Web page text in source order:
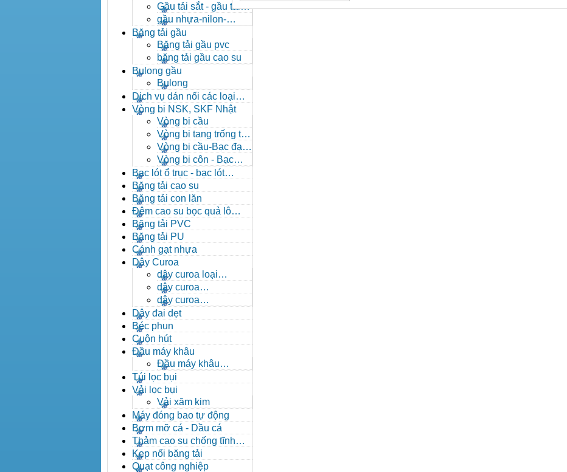
Gầu tải sắt - gầu tải
inox
gầu nhựa-nilon-
HDPE
Băng tải gầu
Băng tải gầu pvc
băng tải gầu cao su
Bulong gầu
Bulong
Dịch vụ dán nối các loại
băng tải
Vòng bi NSK, SKF Nhật
Vòng bi cầu
Vòng bi tang trống tự
lựa
Vòng bi cầu-Bạc đạn
cầu
Vòng bi côn - Bạc
đạn côn
Bạc lót ổ trục - bạc lót
nhông
Băng tải cao su
Băng tải con lăn
Đệm cao su bọc quả lô
băng tải
Băng tải PVC
Băng tải PU
Cánh gạt nhựa
Dây Curoa
dây curoa loại
A,B,C,D,E
dây curoa
SPZ,SPA,SPB,SPC
dây curoa
XPZ,XPA,XPB,XPC
Dây đai dẹt
Béc phun
Cuộn hút
Đầu máy khâu
Đầu máy khâu
Bafang
Túi lọc bụi
Vải lọc bụi
Vải xăm kim
Máy đóng bao tự động
Bơm mỡ cá - Dầu cá
Thảm cao su chống tĩnh
điện
Kẹp nối băng tải
Quạt công nghiệp